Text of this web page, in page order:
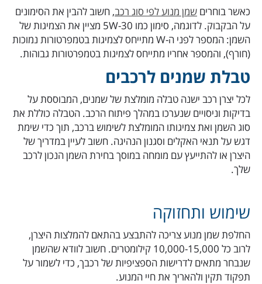
כאשר בוחרים שמן מנוע לפי סוג רכב, חשוב להבין את הסימונים
על הבקבוק. לדוגמה, סימון כמו 5W-30 מציין את הצמיגות של
השמן: המספר לפני ה-W מתייחס לצמיגות בטמפרטורות נמוכות
(חורף), והמספר אחריו מתייחס לצמיגות בטמפרטורות גבוהות.
טבלת שמנים לרכבים
לכל יצרן רכב ישנה טבלה מומלצת של שמנים, המבוססת על
בדיקות וניסויים שנערכו במהלך פיתוח הרכב. הטבלה כוללת את
סוג השמן ואת צמיגותו המומלצת לשימוש ברכב, תוך כדי שימת
דגש על תנאי האקלים וסגנון הנהיגה. חשוב לעיין במדריך של
היצרן או להתייעץ עם מומחה במוסך בחירת השמן הנכון לרכב
שלך.
שימוש ותחזוקה
החלפת שמן מנוע צריכה להתבצע בהתאם להמלצות היצרן,
לרוב כל 10,000-15,000 קילומטרים. חשוב לוודא שהשמן
שנבחר מתאים לדרישות הספציפיות של רכבך, כדי לשמור על
תפקוד תקין ולהאריך את חיי המנוע.